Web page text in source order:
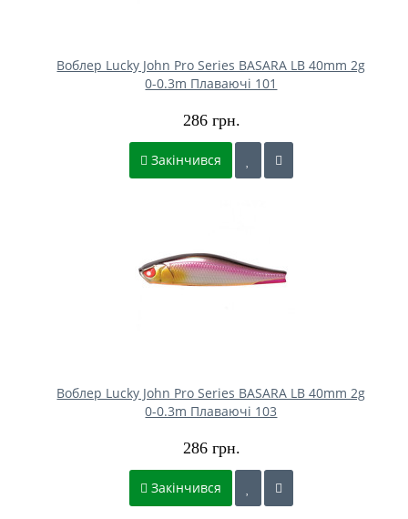
Воблер Lucky John Pro Series BASARA LB 40mm 2g
0-0.3m Плаваючі 101
286 грн.
Закінчився
Воблер Lucky John Pro Series BASARA LB 40mm 2g
0-0.3m Плаваючі 103
286 грн.
Закінчився